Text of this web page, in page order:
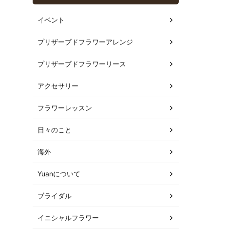
イベント
プリザーブドフラワーアレンジ
プリザーブドフラワーリース
アクセサリー
フラワーレッスン
日々のこと
海外
Yuanについて
ブライダル
イニシャルフラワー